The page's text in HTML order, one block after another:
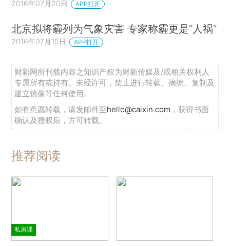
2016年07月20日 APP打开
北京拟将霾列为气象灾害 专家称霾更是“人祸”
2016年07月15日 APP打开
财新网所刊载内容之知识产权为财新传媒及/或相关权利人
专属所有或持有。未经许可，禁止进行转载、摘编、复制及
建立镜像等任何使用。
如有意愿转载，请发邮件至hello@caixin.com ，获得书面
确认及授权后，方可转载。
推荐阅读
私房课